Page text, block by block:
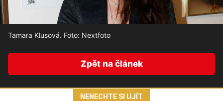
Tamara Klusová. Foto: Nextfoto
Zpět na článek
NENECHTE SI UJÍT